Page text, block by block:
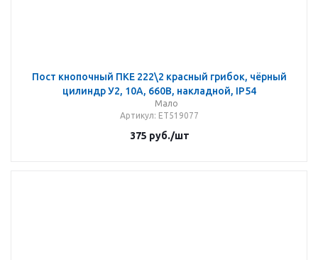
Пост кнопочный ПКЕ 222\2 красный грибок, чёрный
цилиндр У2, 10А, 660В, накладной, IP54
Мало
Артикул: ET519077
375 руб./шт